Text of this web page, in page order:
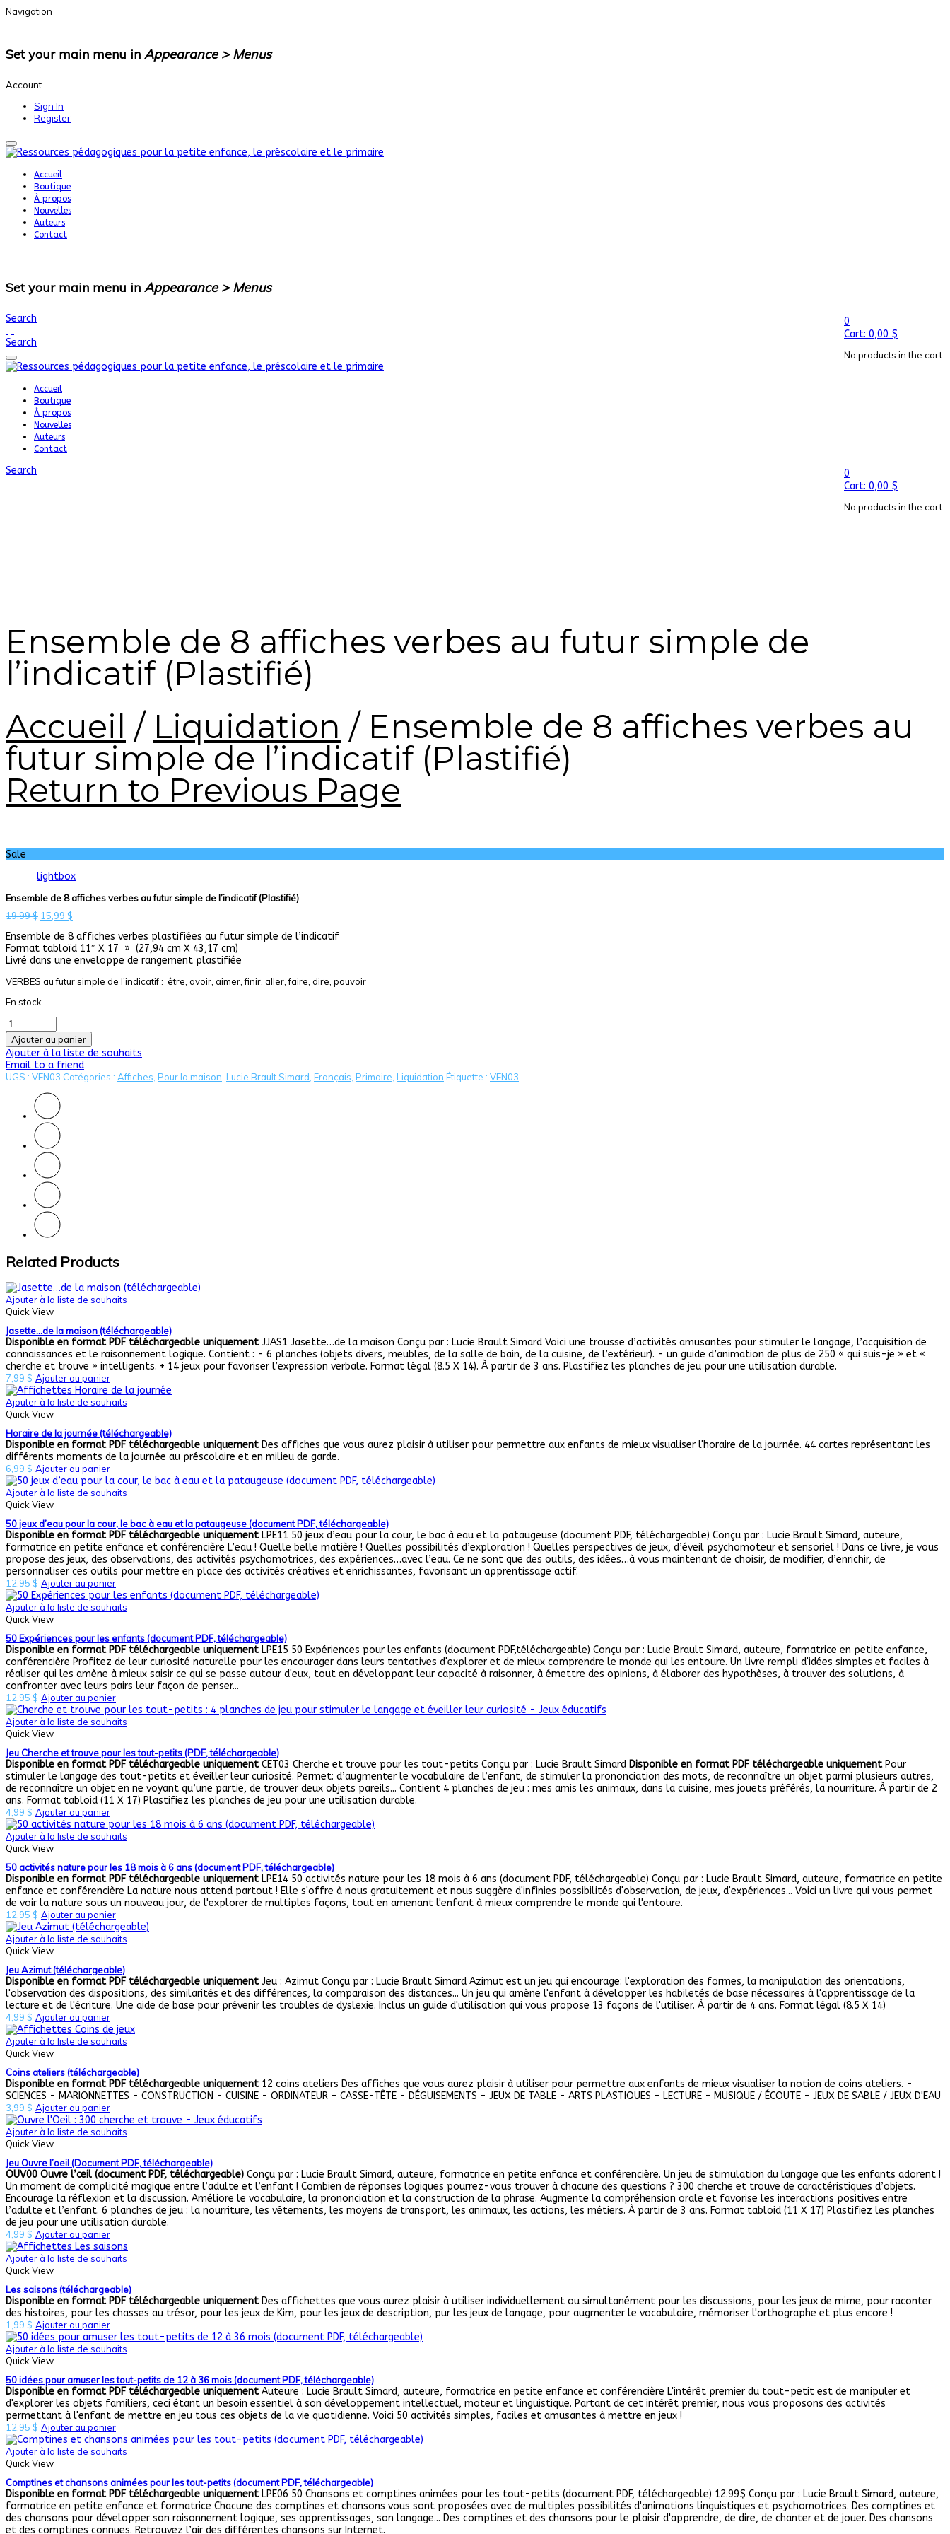
Navigation
Set your main menu in Appearance > Menus
Account
Sign In
Register
Accueil
Boutique
À propos
Nouvelles
Auteurs
Contact
Set your main menu in Appearance > Menus
0
Cart: 0,00 $
No products in the cart.
Search
Search
Accueil
Boutique
À propos
Nouvelles
Auteurs
Contact
0
Cart: 0,00 $
No products in the cart.
Search
Ensemble de 8 affiches verbes au futur simple de
l’indicatif (Plastifié)
Accueil / Liquidation /Ensemble de 8 affiches verbes au
futur simple de l’indicatif (Plastifié)
Return to Previous Page
Sale
lightbox
Ensemble de 8 affiches verbes au futur simple de l’indicatif (Plastifié)
19,99$ Le
initial
était :
19,99 $.
15,99 $
actuel
est :
15,99 $.
Ensemble de 8 affiches verbes plastifiées au futur simple de l’indicatif
Format tabloïd 11″ X 17 » (27,94 cm X 43,17 cm)
Livré dans une enveloppe de rangement plastifiée
VERBES au futur simple de l’indicatif : être, avoir, aimer, finir, aller, faire, dire, pouvoir
En stock
Ajouter au panier
Ajouter à la liste de souhaits
Email to a friend
UGS : VEN03 Catégories : Affiches Pour la maison Lucie Brault Simard Français Primaire Liquidation Étiquette : VEN03
Related Products
Ajouter à la liste de souhaits
Quick View
Jasette…de la maison (téléchargeable)
Disponible en format PDF téléchargeable uniquementJJAS1 Jasette…de la maison Conçu par : Lucie Brault Simard Voici une trousse d’activités amusantes pour stimuler le langage, l’acquisition de
connaissances et le raisonnement logique. Contient : - 6 planches (objets divers, meubles, de la salle de bain, de la cuisine, de l’extérieur). - un guide d’animation de plus de 250 « qui suis-je » et «
cherche et trouve » intelligents. + 14 jeux pour favoriser l’expression verbale. Format légal (8.5 X 14). À partir de 3 ans. Plastifiez les planches de jeu pour une utilisation durable.
7,99 $ Ajouter au panier
Ajouter à la liste de souhaits
Quick View
Horaire de la journée (téléchargeable)
Disponible en format PDF téléchargeable uniquementDes affiches que vous aurez plaisir à utiliser pour permettre aux enfants de mieux visualiser l'horaire de la journée. 44 cartes représentant les
différents moments de la journée au préscolaire et en milieu de garde.
6,99 $ Ajouter au panier
Ajouter à la liste de souhaits
Quick View
50 jeux d’eau pour la cour, le bac à eau et la pataugeuse (document PDF, téléchargeable)
Disponible en format PDF téléchargeable uniquementLPE11 50 jeux d’eau pour la cour, le bac à eau et la pataugeuse (document PDF, téléchargeable) Conçu par : Lucie Brault Simard, auteure,
formatrice en petite enfance et conférencière L’eau ! Quelle belle matière ! Quelles possibilités d’exploration ! Quelles perspectives de jeux, d’éveil psychomoteur et sensoriel ! Dans ce livre, je vous
propose des jeux, des observations, des activités psychomotrices, des expériences…avec l’eau. Ce ne sont que des outils, des idées…à vous maintenant de choisir, de modifier, d’enrichir, de
personnaliser ces outils pour mettre en place des activités créatives et enrichissantes, favorisant un apprentissage actif.
12,95 $ Ajouter au panier
Ajouter à la liste de souhaits
Quick View
50 Expériences pour les enfants (document PDF, téléchargeable)
Disponible en format PDF téléchargeable uniquementLPE15 50 Expériences pour les enfants (document PDF,téléchargeable) Conçu par : Lucie Brault Simard, auteure, formatrice en petite enfance,
conférencière Profitez de leur curiosité naturelle pour les encourager dans leurs tentatives d'explorer et de mieux comprendre le monde qui les entoure. Un livre rempli d'idées simples et faciles à
réaliser qui les amène à mieux saisir ce qui se passe autour d'eux, tout en développant leur capacité à raisonner, à émettre des opinions, à élaborer des hypothèses, à trouver des solutions, à
confronter avec leurs pairs leur façon de penser...
12,95 $ Ajouter au panier
Ajouter à la liste de souhaits
Quick View
Jeu Cherche et trouve pour les tout-petits (PDF, téléchargeable)
Disponible en format PDF téléchargeable uniquementCET03 Cherche et trouve pour les tout-petits Conçu par : Lucie Brault Simard Disponible en format PDF téléchargeable uniquementPour
stimuler le langage des tout-petits et éveiller leur curiosité. Permet: d’augmenter le vocabulaire de l’enfant, de stimuler la prononciation des mots, de reconnaître un objet parmi plusieurs autres,
de reconnaître un objet en ne voyant qu’une partie, de trouver deux objets pareils... Contient 4 planches de jeu : mes amis les animaux, dans la cuisine, mes jouets préférés, la nourriture. À partir de 2
ans. Format tabloid (11 X 17) Plastifiez les planches de jeu pour une utilisation durable.
4,99 $ Ajouter au panier
Ajouter à la liste de souhaits
Quick View
50 activités nature pour les 18 mois à 6 ans (document PDF, téléchargeable)
Disponible en format PDF téléchargeable uniquementLPE14 50 activités nature pour les 18 mois à 6 ans (document PDF, téléchargeable) Conçu par : Lucie Brault Simard, auteure, formatrice en petite
enfance et conférencière La nature nous attend partout ! Elle s'offre à nous gratuitement et nous suggère d'infinies possibilités d'observation, de jeux, d'expériences... Voici un livre qui vous permet
de voir la nature sous un nouveau jour, de l'explorer de multiples façons, tout en amenant l'enfant à mieux comprendre le monde qui l'entoure.
12,95 $ Ajouter au panier
Ajouter à la liste de souhaits
Quick View
Jeu Azimut (téléchargeable)
Disponible en format PDF téléchargeable uniquementJeu : Azimut Conçu par : Lucie Brault Simard Azimut est un jeu qui encourage: l'exploration des formes, la manipulation des orientations,
l'observation des dispositions, des similarités et des différences, la comparaison des distances... Un jeu qui amène l'enfant à développer les habiletés de base nécessaires à l'apprentissage de la
lecture et de l'écriture. Une aide de base pour prévenir les troubles de dyslexie. Inclus un guide d'utilisation qui vous propose 13 façons de l'utiliser. À partir de 4 ans. Format légal (8.5 X 14)
4,99 $ Ajouter au panier
Ajouter à la liste de souhaits
Quick View
Coins ateliers (téléchargeable)
Disponible en format PDF téléchargeable uniquement12 coins ateliers Des affiches que vous aurez plaisir à utiliser pour permettre aux enfants de mieux visualiser la notion de coins ateliers. -
SCIENCES - MARIONNETTES - CONSTRUCTION - CUISINE - ORDINATEUR - CASSE-TÊTE - DÉGUISEMENTS - JEUX DE TABLE - ARTS PLASTIQUES - LECTURE - MUSIQUE / ÉCOUTE - JEUX DE SABLE / JEUX D'EAU
3,99 $ Ajouter au panier
Ajouter à la liste de souhaits
Quick View
Jeu Ouvre l’oeil (Document PDF, téléchargeable)
OUV00 Ouvre l’œil (document PDF, téléchargeable) Conçu par : Lucie Brault Simard, auteure, formatrice en petite enfance et conférencière. Un jeu de stimulation du langage que les enfants adorent !
Un moment de complicité magique entre l’adulte et l’enfant ! Combien de réponses logiques pourrez-vous trouver à chacune des questions ? 300 cherche et trouve de caractéristiques d’objets.
Encourage la réflexion et la discussion. Améliore le vocabulaire, la prononciation et la construction de la phrase. Augmente la compréhension orale et favorise les interactions positives entre
l’adulte et l’enfant. 6 planches de jeu : la nourriture, les vêtements, les moyens de transport, les animaux, les actions, les métiers. À partir de 3 ans. Format tabloid (11 X 17) Plastifiez les planches
de jeu pour une utilisation durable.
4,99 $ Ajouter au panier
Ajouter à la liste de souhaits
Quick View
Les saisons (téléchargeable)
Disponible en format PDF téléchargeable uniquementDes affichettes que vous aurez plaisir à utiliser individuellement ou simultanément pour les discussions, pour les jeux de mime, pour raconter
des histoires, pour les chasses au trésor, pour les jeux de Kim, pour les jeux de description, pur les jeux de langage, pour augmenter le vocabulaire, mémoriser l'orthographe et plus encore !
1,99 $ Ajouter au panier
Ajouter à la liste de souhaits
Quick View
50 idées pour amuser les tout-petits de 12 à 36 mois (document PDF, téléchargeable)
Disponible en format PDF téléchargeable uniquementAuteure : Lucie Brault Simard, auteure, formatrice en petite enfance et conférencière L'intérêt premier du tout-petit est de manipuler et
d'explorer les objets familiers, ceci étant un besoin essentiel à son développement intellectuel, moteur et linguistique. Partant de cet intérêt premier, nous vous proposons des activités
permettant à l'enfant de mettre en jeu tous ces objets de la vie quotidienne. Voici 50 activités simples, faciles et amusantes à mettre en jeux !
12,95 $ Ajouter au panier
Ajouter à la liste de souhaits
Quick View
Comptines et chansons animées pour les tout-petits (document PDF, téléchargeable)
Disponible en format PDF téléchargeable uniquementLPE06 50 Chansons et comptines animées pour les tout-petits (document PDF, téléchargeable) 12.99$ Conçu par : Lucie Brault Simard, auteure,
formatrice en petite enfance et formatrice Chacune des comptines et chansons vous sont proposées avec de multiples possibilités d'animations linguistiques et psychomotrices. Des comptines et
des chansons pour développer son raisonnement logique, ses apprentissages, son langage... Des comptines et des chansons pour le plaisir d'apprendre, de dire, de chanter et de jouer. Des chansons
et des comptines connues. Retrouvez l’air des différentes chansons sur Internet.